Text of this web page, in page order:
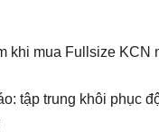
khi mua Fullsize
tập trung khôi phục